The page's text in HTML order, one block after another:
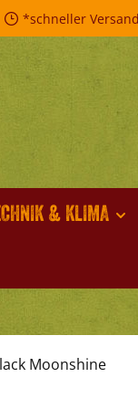
*schneller Versand
& KLIMA